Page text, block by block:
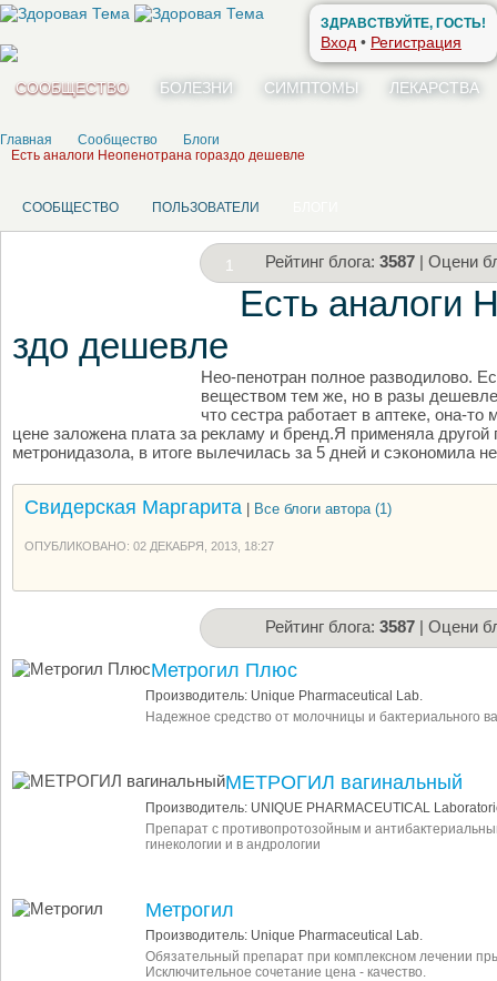
ЗДРАВСТВУЙТЕ, ГОСТЬ!
Вход • Регистрация
СООБЩЕСТВО БОЛЕЗНИ СИМПТОМЫ ЛЕКАРСТВА
Главная Сообщество
Блоги
Есть аналоги Неопенотрана гораздо дешевле
СООБЩЕСТВО ПОЛЬЗОВАТЕЛИ
1 Рейтинг блога: 3587 | Оцени
Есть аналоги
здо дешевле
Нео-пенотран полное разводилово.
веществом тем же, но в разы
что сестра работает в аптеке, она-
цене заложена плата за рекламу и бренд.Я применяла другой
метронидазола, в итоге вылечилась за 5 дней и сэкономила
Свидерская Маргарита Все блоги автора (1)
ОПУБЛИКОВАНО: 02 ДЕКАБРЯ, 2013, 18:27
Рейтинг блога: 3587 | Оцени
Метрогил Плюс
Производитель: Unique Pharmaceutical Lab.
Надежное средство от молочницы и бактериального
МЕТРОГИЛ вагинальный
Производитель: UNIQUE PHARMACEUTICAL
Препарат с противопротозойным и
гинекологии и в андрологии
Метрогил
Производитель: Unique Pharmaceutical Lab.
Обязательный препарат при комплексном лечении
Исключительное сочетание цена - качество.